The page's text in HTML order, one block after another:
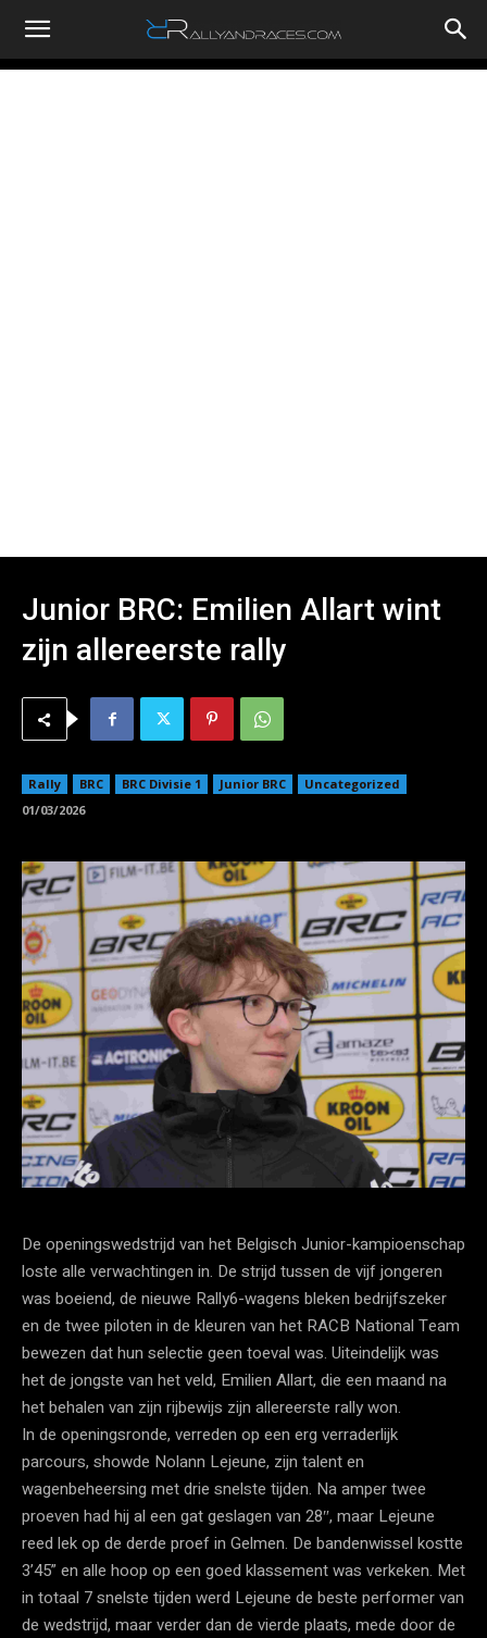
RallyandRaces.com
Junior BRC: Emilien Allart wint
zijn allereerste rally
Rally BRC BRC Divisie 1 Junior BRC
Uncategorized
01/03/2026
De openingswedstrijd van het Belgisch Junior-kampioenschap
loste alle verwachtingen in. De strijd tussen de vijf jongeren
was boeiend, de nieuwe Rally6-wagens bleken bedrijfszeker
en de twee piloten in de kleuren van het RACB National Team
bewezen dat hun selectie geen toeval was. Uiteindelijk was
het de jongste van het veld, Emilien Allart, die een maand na
het behalen van zijn rijbewijs zijn allereerste rally won.
In de openingsronde, verreden op een erg verraderlijk
parcours, showde Nolann Lejeune, zijn talent en
wagenbeheersing met drie snelste tijden. Na amper twee
proeven had hij al een gat geslagen van 28″, maar Lejeune
reed lek op de derde proef in Gelmen. De bandenwissel kostte
3’45” en alle hoop op een goed klassement was verkeken. Met
in totaal 7 snelste tijden werd Lejeune de beste performer van
de wedstrijd, maar verder dan de vierde plaats, mede door de